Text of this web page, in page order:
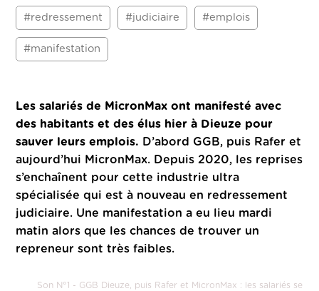
#redressement #judiciaire #emplois
#manifestation
Les salariés de MicronMax ont manifesté avec
des habitants et des élus hier à Dieuze pour
sauver leurs emplois. D’abord GGB, puis Rafer et
aujourd’hui MicronMax. Depuis 2020, les reprises
s’enchaînent pour cette industrie ultra
spécialisée qui est à nouveau en redressement
judiciaire. Une manifestation a eu lieu mardi
matin alors que les chances de trouver un
repreneur sont très faibles.
Son N°1 - GGB Dieuze, puis Rafer et MicronMax : les salariés se